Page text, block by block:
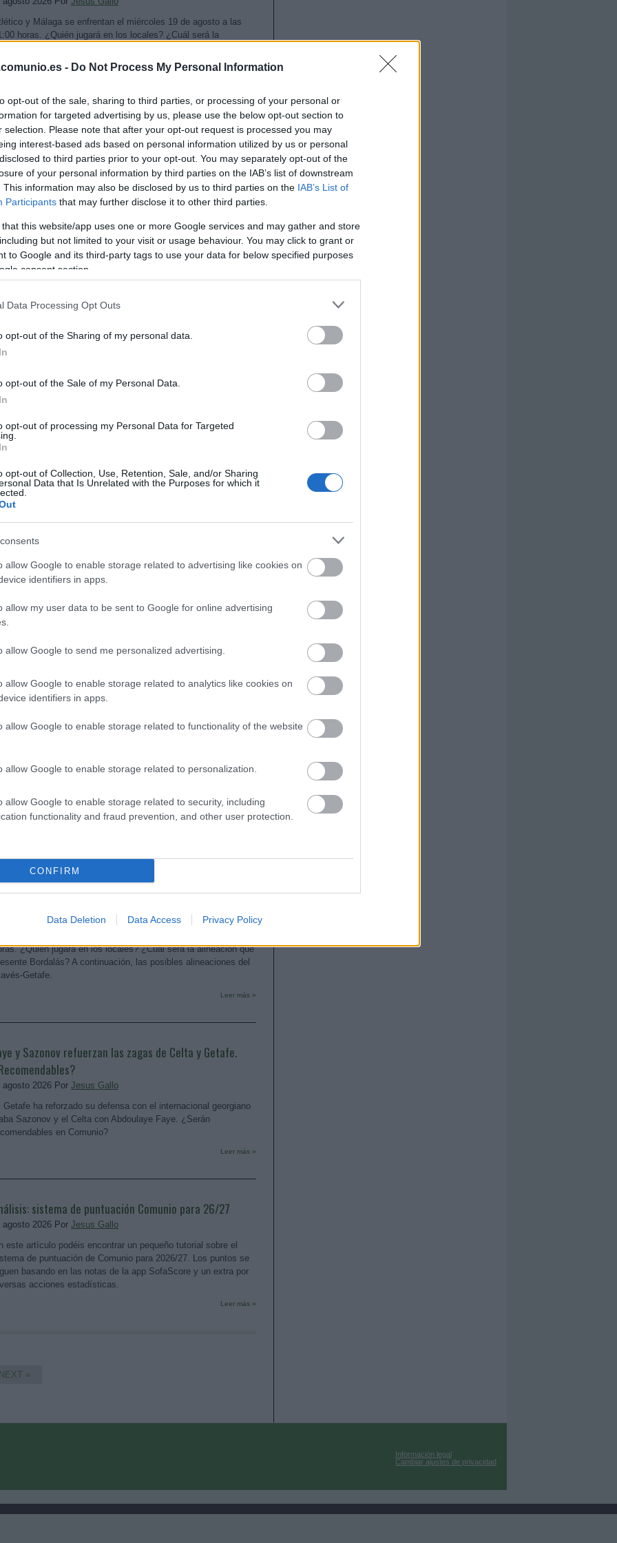
- Do Not Process My Personal Information
opt-out of the sale, sharing to third parties, or processing of your personal or
for targeted advertising by us, please use the below opt-out section to
selection. Please note that after your opt-out request is processed you may
interest-based ads based on personal information utilized by us or personal
to third parties prior to your opt-out. You may separately opt-out of the
of your personal information by third parties on the IAB’s list of downstream
This information may also be disclosed by us to third parties on the IAB’s List of
Participants that may further disclose it to other third parties.
that this website/app uses one or more Google services and may gather and store
but not limited to your visit or usage behaviour. You may click to grant or
to Google and its third-party tags to use your data for below specified purposes
consent section.
Data Processing Opt Outs
opt-out of the Sharing of my personal data.
opt-out of the Sale of my Personal Data.
opt-out of processing my Personal Data for Targeted
opt-out of Collection, Use, Retention, Sale, and/or Sharing
Data that Is Unrelated with the Purposes for which it
allow Google to enable storage related to advertising like cookies on
identifiers in apps.
allow my user data to be sent to Google for online advertising
allow Google to send me personalized advertising.
allow Google to enable storage related to analytics like cookies on
identifiers in apps.
allow Google to enable storage related to functionality of the website
allow Google to enable storage related to personalization.
allow Google to enable storage related to security, including
functionality and fraud prevention, and other user protection.
CONFIRM
Data Deletion Data Access Privacy Policy
y Málaga se enfrentan el miércoles 19 de agosto a las
horas. ¿Quién jugará en los locales? ¿Cuál será la
probables del Atlético-Málaga.
1: alineaciones probables del Deportivo-Elche
agosto 2026 Por Jesus Gallo
y Elche se enfrentan el lunes 17 de agosto a las 21:00
¿Quién jugará en los locales? ¿Cuál será la alineación que
Martín Anselmi? A continuación, las alineaciones
agosto 2026 PorJesus Gallo
horas. ¿Quién jugará en los locales? ¿Cuál será la
que presente Ramis? A continuación, las alineaciones
1: alineaciones probables del Espanyol-Levante
y Levante se enfrentan el domingo 16 de agosto a las
horas. ¿Quién jugará en los locales? ¿Cuál será la
que presente Luis Castro? A continuación, las
agosto 2026 PorJesus Gallo
horas. ¿Quién jugará en los locales? ¿Cuál será la
que presente Íñigo Pérez? A continuación, las posibles
1: alineaciones probables del Sevilla-Rayo
agosto 2026 Por Jesus Gallo
¿Quién jugará en los locales? ¿Cuál será la alineación que
San José? A continuación, las posibles alineaciones del
Rayo.
agosto 2026 Por Jesus Gallo
¿Quién jugará en los locales? ¿Cuál será la alineación que
Bordalás? A continuación, las posibles alineaciones del
Getafe.
Leer más »
y Sazonov refuerzan las zagas de Celta y Getafe.
agosto 2026 Por Jesus Gallo
Getafe ha reforzado su defensa con el internacional georgiano
Sazonov y el Celta con Abdoulaye Faye. ¿Serán
en Comunio?
Leer más »
sistema de puntuación Comunio para 26/27
agosto 2026 Por Jesus Gallo
este artículo podéis encontrar un pequeño tutorial sobre el
de puntuación de Comunio para 2026/27. Los puntos se
basando en las notas de la app SofaScore y un extra por
acciones estadísticas.
Leer más »
NEXT »
Información legal
Cambiar ajustes de privacidad